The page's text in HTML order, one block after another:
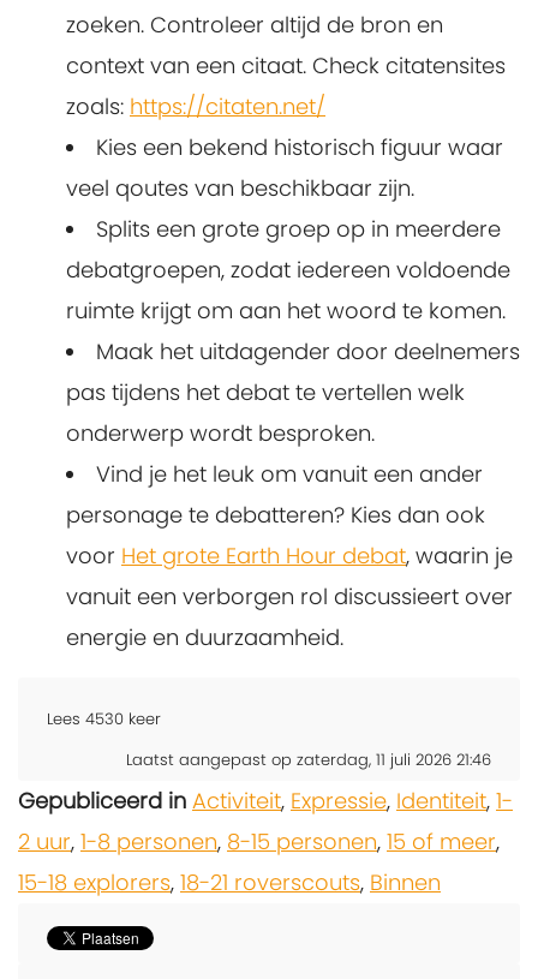
zoeken. Controleer altijd de bron en
context van een citaat. Check citatensites
zoals: https://citaten.net/
Kies een bekend historisch figuur waar
veel qoutes van beschikbaar zijn.
Splits een grote groep op in meerdere
debatgroepen, zodat iedereen voldoende
ruimte krijgt om aan het woord te komen.
Maak het uitdagender door deelnemers
pas tijdens het debat te vertellen welk
onderwerp wordt besproken.
Vind je het leuk om vanuit een ander
personage te debatteren? Kies dan ook
voor Het grote Earth Hour debat, waarin je
vanuit een verborgen rol discussieert over
energie en duurzaamheid.
Lees 4530 keer
Laatst aangepast op zaterdag, 11 juli 2026 21:46
Gepubliceerd in Activiteit, Expressie, Identiteit, 1-
2 uur, 1-8 personen, 8-15 personen, 15 of meer,
15-18 explorers, 18-21 roverscouts, Binnen